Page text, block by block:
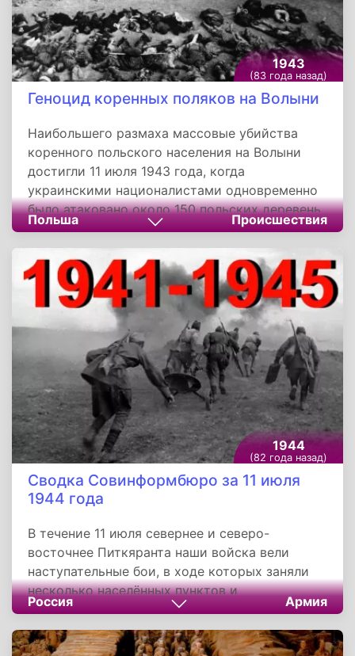
1943
(83 года назад)
Геноцид коренных поляков на Волыни
Наибольшего размаха массовые убийства
коренного польского населения на Волыни
достигли 11 июля 1943 года, когда
украинскими националистами одновременно
было атаковано около 150 польских деревень.
Волынская резня - наиболее кровавый эпизод
украинско-польского конфликта середины XX
века, который многими историками
выделяется из общей картины украино-
польского вооруженного конфликта.
Довольно часто польские историки трактуют
данные события исключительно как
антипольскую акцию УПА.
Польша Происшествия
1944
(82 года назад)
Сводка Совинформбюро за 11 июля
1944 года
В течение 11 июля севернее и северо-
восточнее Питкяранта наши войска вели
наступательные бои, в ходе которых заняли
несколько населённых пунктов и
железнодорожную станцию. Северо-западнее
города Полоцк наши войска с боями
продвигались вперёд и заняли более 30
Россия Армия